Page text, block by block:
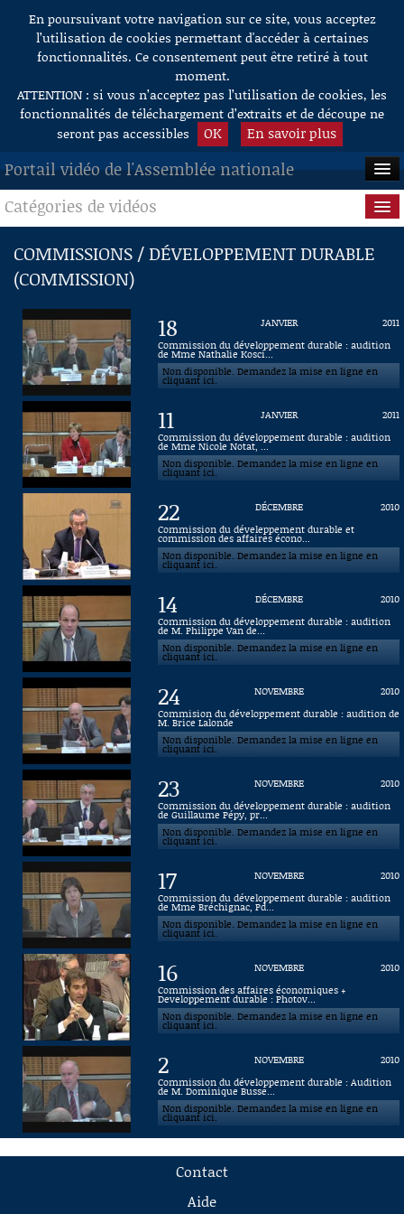
Aller au contenu
En poursuivant votre navigation sur ce site, vous acceptez
l’utilisation de cookies permettant d'accéder à certaines
fonctionnalités. Ce consentement peut être retiré à tout
moment.
ATTENTION : si vous n’acceptez pas l’utilisation de cookies, les
fonctionnalités de téléchargement d’extraits et de découpe ne
seront pas accessibles
OK En savoir plus
Portail vidéo de l'Assemblée nationale
ACCUEIL
EN DIRECT
À LA DEMANDE
RECHERCHE
AIDE À LA DÉCOUPE
DE VIDÉOS
Catégories de vidéos
Séance publique
Questions au Gouvernement
Commissions
Présidence
Connaissance, Histoire
Autres
COMMISSIONS / DÉVELOPPEMENT DURABLE
(COMMISSION)
18 JANVIER
2011
Commission du développement durable : audition
de Mme Nathalie Kosci...
Non disponible. Demandez la mise en ligne en
cliquant ici.
11 JANVIER
2011
Commission du développement durable : audition
de Mme Nicole Notat, ...
Non disponible. Demandez la mise en ligne en
cliquant ici.
22 DÉCEMBRE
2010
Commission du déveleppement durable et
commission des affaires écono...
Non disponible. Demandez la mise en ligne en
cliquant ici.
14 DÉCEMBRE
2010
Commission du développement durable : audition
de M. Philippe Van de...
Non disponible. Demandez la mise en ligne en
cliquant ici.
24 NOVEMBRE
2010
Commision du développement durable : audition de
M. Brice Lalonde
Non disponible. Demandez la mise en ligne en
cliquant ici.
23 NOVEMBRE
2010
Commission du développement durable : audition
de Guillaume Pépy, pr...
Non disponible. Demandez la mise en ligne en
cliquant ici.
17 NOVEMBRE
2010
Commission du développement durable : audition
de Mme Bréchignac, Pd...
Non disponible. Demandez la mise en ligne en
cliquant ici.
16 NOVEMBRE
2010
Commission des affaires économiques +
Developpement durable : Photov...
Non disponible. Demandez la mise en ligne en
cliquant ici.
2 NOVEMBRE
2010
Commission du développement durable : Audition
de M. Dominique Busse...
Non disponible. Demandez la mise en ligne en
cliquant ici.
Contact
Aide